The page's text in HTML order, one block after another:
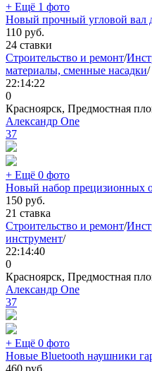
+ Ещё 1 фото
Новый прочный угловой вал
110 руб.
24 ставки
Строительство и ремонт/
материалы, сменные насадки/
22:14:22
0
Красноярск, Предмостная
Александр One
37
+ Ещё 0 фото
Новый набор прецизионных
150 руб.
21 ставка
Строительство и ремонт/
инструмент/
22:14:40
0
Красноярск, Предмостная
Александр One
37
+ Ещё 0 фото
Новые Bluetooth наушники
460 руб.